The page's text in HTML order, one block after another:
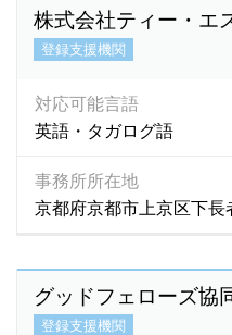
株式会社ティー・エ
登録支援機関
対応可能言語
英語・タガログ語
事務所所在地
京都府京都市上京区下
グッドフェローズ協
登録支援機関